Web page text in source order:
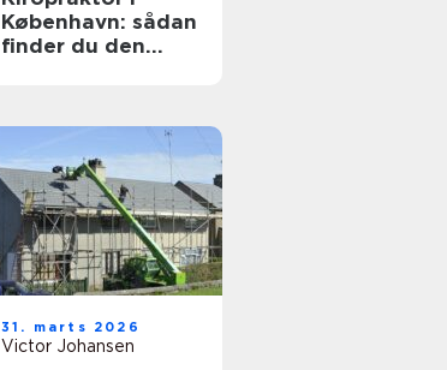
København: sådan
finder du den
31. marts 2026
Victor Johansen